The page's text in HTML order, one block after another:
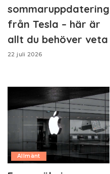
sommaruppdatering
från Tesla – här är
allt du behöver veta
22 juli 2026
Allmänt